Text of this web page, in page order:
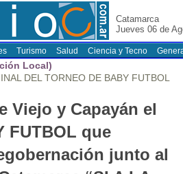
Catamarca
Jueves 06 de
Turismo Salud Ciencia y Tecno
Local)
DEL TORNEO DE BABY FUTBOL
Viejo y Capayán el
FUTBOL que
junto al